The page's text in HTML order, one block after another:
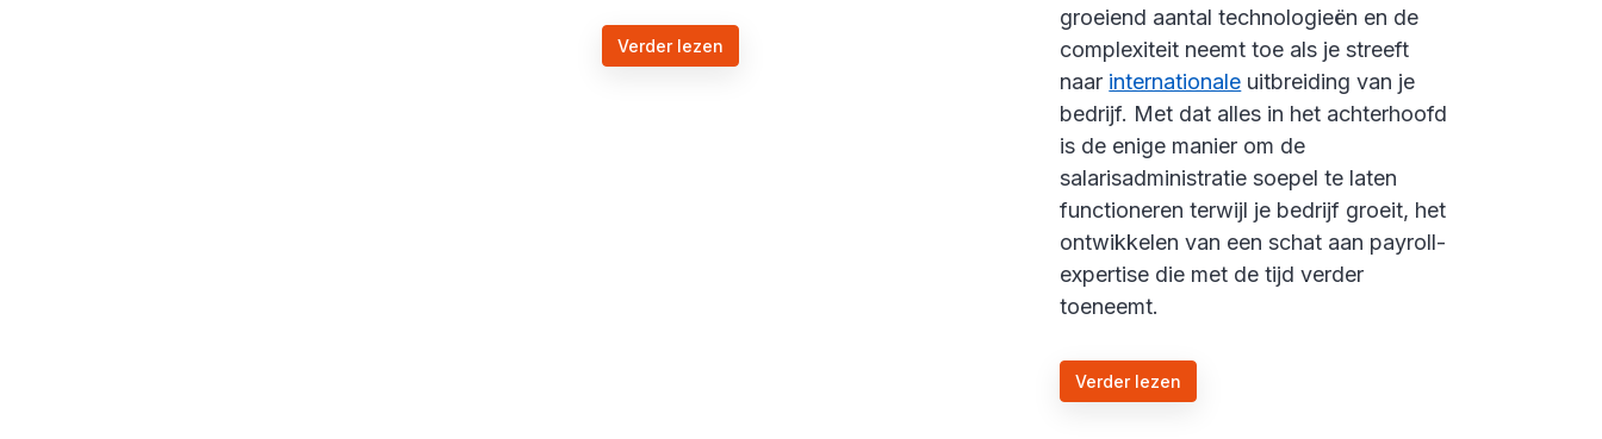
Verder lezen
groeiend aantal technologieën en de
complexiteit neemt toe als je streeft
naar internationale uitbreiding van je
bedrijf. Met dat alles in het achterhoofd
is de enige manier om de
salarisadministratie soepel te laten
functioneren terwijl je bedrijf groeit, het
ontwikkelen van een schat aan payroll-
expertise die met de tijd verder
toeneemt.
Verder lezen